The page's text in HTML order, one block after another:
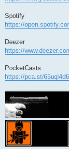
Spotify
https://
Deezer
https://
PocketCasts
https://pca.st/65uql4d6